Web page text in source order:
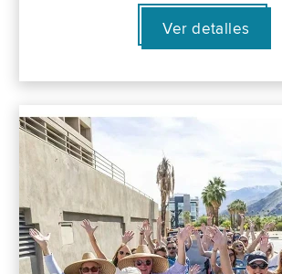
Ver detalles